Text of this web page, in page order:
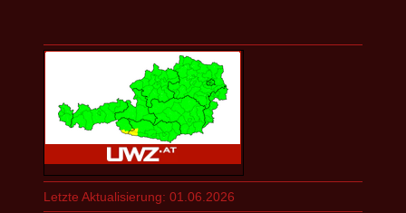
Letzte Aktualisierung: 01.06.2026